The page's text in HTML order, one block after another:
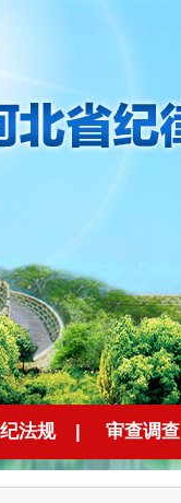
法规 | 审查调查